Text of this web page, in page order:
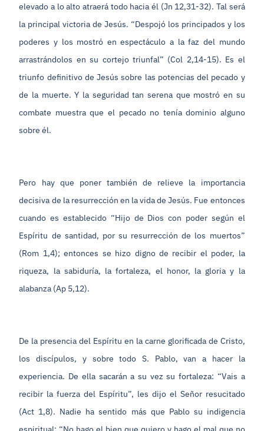
elevado a lo alto atraerá todo hacia él (Jn 12,31-32). Tal será
la principal victoria de Jesús. “Despojó los principados y los
poderes y los mostró en espectáculo a la faz del mundo
arrastrándolos en su cortejo triunfal” (Col 2,14-15). Es el
triunfo definitivo de Jesús sobre las potencias del pecado y
de la muerte. Y la seguridad tan serena que mostró en su
combate muestra que el pecado no tenía dominio alguno
sobre él.
Pero hay que poner también de relieve la importancia
decisiva de la resurrección en la vida de Jesús. Fue entonces
cuando es establecido “Hijo de Dios con poder según el
Espíritu de santidad, por su resurrección de los muertos”
(Rom 1,4); entonces se hizo digno de recibir el poder, la
riqueza, la sabiduría, la fortaleza, el honor, la gloria y la
alabanza (Ap 5,12).
De la presencia del Espíritu en la carne glorificada de Cristo,
los discípulos, y sobre todo S. Pablo, van a hacer la
experiencia. De ella sacarán a su vez su fortaleza: “Vais a
recibir la fuerza del Espíritu”, les dijo el Señor resucitado
(Act 1,8). Nadie ha sentido más que Pablo su indigencia